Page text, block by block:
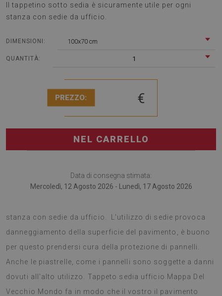
Il tappetino sotto sedia è sicuramente utile per ogni
stanza con sedie da ufficio.
DIMENSIONI: 100x70 cm
QUANTITÀ: 1
PREZZO: €
NEL CARRELLO
Data di consegna stimata:
Mercoledì, 12 Agosto 2026 - Lunedì, 17 Agosto 2026
stanza con sedie da ufficio. L'utilizzo di sedie provoca
danneggiamento della superficie del pavimento, è buono
per questo prendersi cura della protezione di pannelli.
Anche le piastrelle, come i pannelli sono soggette a danni
dovuti all'alto utilizzo. Tappeto sedia ufficio Mappa Del
Vecchio Mondo fa in modo che il vostro il pavimento